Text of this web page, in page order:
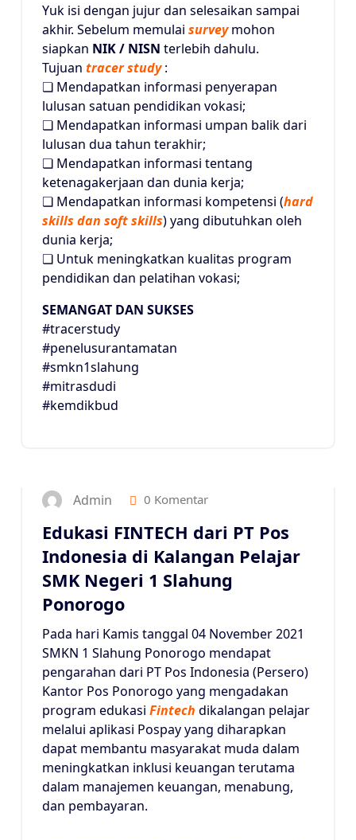
Yuk isi dengan jujur dan selesaikan sampai
akhir. Sebelum memulai surveymohon
siapkan NIK / NISN terlebih dahulu.
Tujuan tracer study:
❏ Mendapatkan informasi penyerapan
lulusan satuan pendidikan vokasi;
❏ Mendapatkan informasi umpan balik dari
lulusan dua tahun terakhir;
❏ Mendapatkan informasi tentang
ketenagakerjaan dan dunia kerja;
❏ Mendapatkan informasi kompetensi (hard
skills dan soft skills) yang dibutuhkan oleh
dunia kerja;
❏ Untuk meningkatkan kualitas program
pendidikan dan pelatihan vokasi;
SEMANGAT DAN SUKSES
#tracerstudy
#penelusurantamatan
#smkn1slahung
#mitrasdudi
#kemdikbud
Admin 0 Komentar
Edukasi FINTECH dari PT Pos
Indonesia di Kalangan Pelajar
SMK Negeri 1 Slahung
Ponorogo
Pada hari Kamis tanggal 04 November 2021
SMKN 1 Slahung Ponorogo mendapat
pengarahan dari PT Pos Indonesia (Persero)
Kantor Pos Ponorogo yang mengadakan
program edukasi Fintech dikalangan pelajar
melalui aplikasi Pospay yang diharapkan
dapat membantu masyarakat muda dalam
meningkatkan inklusi keuangan terutama
dalam manajemen keuangan, menabung,
dan pembayaran.